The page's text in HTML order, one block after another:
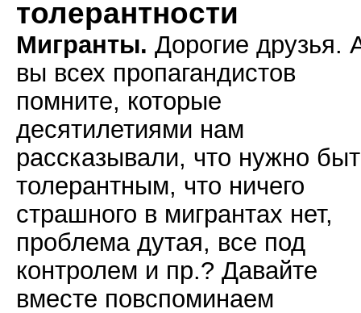
толерантности
Мигранты. Дорогие друзья.
вы всех пропагандистов
помните, которые
десятилетиями нам
рассказывали, что нужно
толерантным, что ничего
страшного в мигрантах нет,
проблема дутая, все под
контролем и пр.? Давайте
вместе повспоминаем